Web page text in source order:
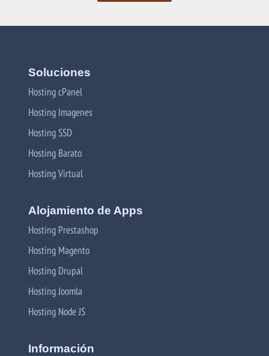
Soluciones
Hosting cPanel
Hosting Imagenes
Hosting SSD
Hosting Barato
Hosting Virtual
Alojamiento de Apps
Hosting Prestashop
Hosting Magento
Hosting Drupal
Hosting Joomla
Hosting Node JS
Información